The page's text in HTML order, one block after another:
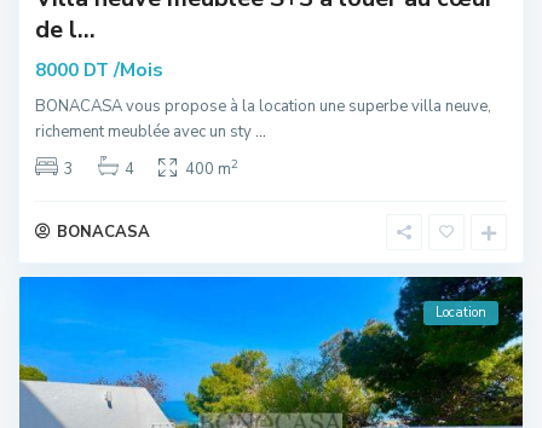
de l...
8000 DT /Mois
BONACASA vous propose à la location une superbe villa neuve,
richement meublée avec un sty...
3
4 400 m2
BONACASA
Location